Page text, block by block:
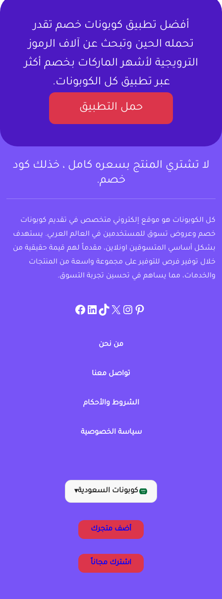
أفضل تطبيق كوبونات خصم تقدر
تحمله الحين وتبحث عن آلاف الرموز
الترويجية لأشهر الماركات بخصم أكثر
عبر تطبيق كل الكوبونات.
حمل التطبيق
لا تشتري المنتج بسعره كامل ، خذلك كود
خصم.
كل الكوبونات هو موقع إلكتروني متخصص في تقديم كوبونات
خصم وعروض تسوق للمستخدمين في العالم العربي. يستهدف
بشكل أساسي المتسوقين اونلاين، مقدماً لهم قيمة حقيقية من
خلال توفير فرص للتوفير على مجموعة واسعة من المنتجات
والخدمات، مما يساهم في تحسين تجربة التسوق.
pinterest
allcouponat
twitter
TikTok
linkedin
facebook
من نحن
تواصل معنا
الشروط والأحكام
سياسة الخصوصية
كوبونات السعودية▾
أضف متجرك
اشترك مجاناً